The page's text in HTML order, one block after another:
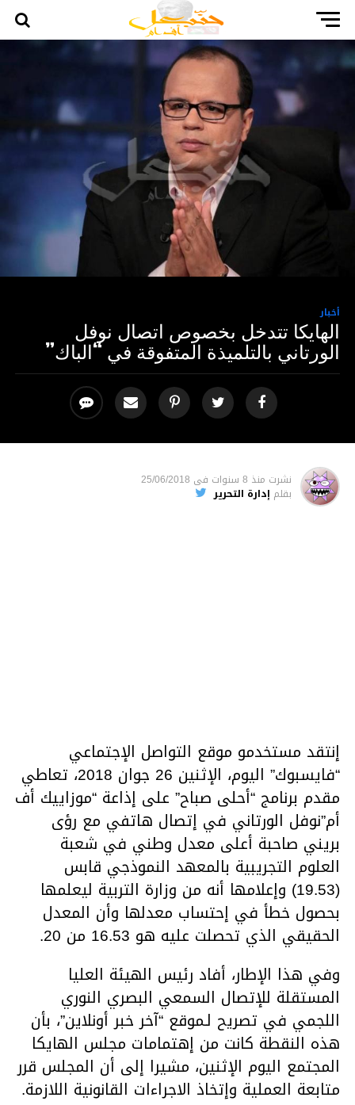
أخبار
الهايكا تتدخل بخصوص اتصال نوفل
الورتاني بالتلميذة المتفوقة في “الباك”
نشرت منذ 8 سنوات فى 25/06/2018
بقلم إدارة التحرير
إنتقد مستخدمو موقع التواصل الإجتماعي
“فايسبوك” اليوم، الإثنين 26 جوان 2018، تعاطي
مقدم برنامج “أحلى صباح” على إذاعة “موزاييك أف
أم”نوفل الورتاني في إتصال هاتفي مع رؤى
بريني صاحبة أعلى معدل وطني في شعبة
العلوم التجريبية بالمعهد النموذجي قابس
(19.53) وإعلامها أنه من وزارة التربية ليعلمها
بحصول خطأ في إحتساب معدلها وأن المعدل
الحقيقي الذي تحصلت عليه هو 16.53 من 20.
وفي هذا الإطار، أفاد رئيس الهيئة العليا
المستقلة للإتصال السمعي البصري النوري
اللجمي في تصريح لـموقع “آخر خبر أونلاين”، بأن
هذه النقطة كانت من إهتمامات مجلس الهايكا
المجتمع اليوم الإثنين، مشيرا إلى أن المجلس قرر
متابعة العملية وإتخاذ الاجراءات القانونية اللازمة.